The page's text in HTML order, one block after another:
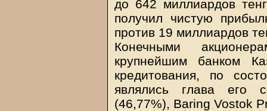
до 642 миллиардов
получил чистую
против 19 миллиардов
Конечными
крупнейшим банком
кредитования, по
являлись глава его
(46,77%), Baring Vostok